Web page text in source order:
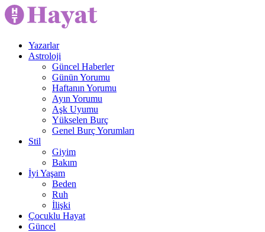
Yazarlar
Astroloji
Güncel Haberler
Günün Yorumu
Haftanın Yorumu
Ayın Yorumu
Aşk Uyumu
Yükselen Burç
Genel Burç Yorumları
Stil
Giyim
Bakım
İyi Yaşam
Beden
Ruh
İlişki
Çocuklu Hayat
Güncel